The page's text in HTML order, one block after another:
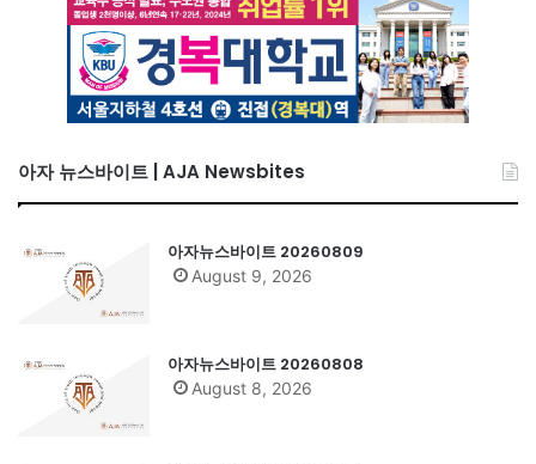
아자 뉴스바이트 | AJA Newsbites
아자뉴스바이트 20260809
August 9, 2026
아자뉴스바이트 20260808
August 8, 2026